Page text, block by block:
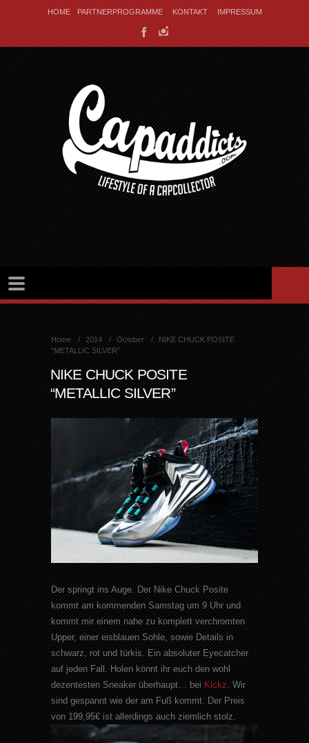
HOME PARTNERPROGRAMME KONTAKT IMPRESSUM
Home 2014 October
NIKE CHUCK POSITE
“METALLIC SILVER”
NIKE CHUCK POSITE
“METALLIC SILVER”
Der springt ins Auge. Der Nike Chuck Posite
kommt am kommenden Samstag um 9 Uhr und
kommt mir einem nahe zu komplett verchromten
Upper, einer eisblauen Sohle, sowie Details in
schwarz, rot und türkis. Ein absoluter Eyecatcher
auf jeden Fall. Holen könnt ihr euch den wohl
dezentesten Sneaker überhaupt… beiKickz. Wir
sind gespannt wie der am Fuß kommt. Der Preis
von 199,95€ ist allerdings auch ziemlich stolz.